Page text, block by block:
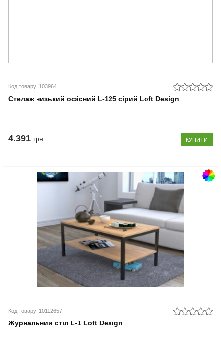
Код товару: 103964
Стелаж низький офісний L-125 сірий Loft Design
4.391 грн КУПИТИ
Код товару: 10112657
Журнальний стіл L-1 Loft Design